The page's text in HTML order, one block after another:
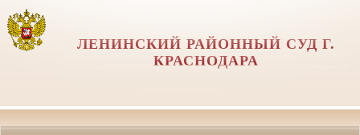
ЛЕНИНСКИЙ РАЙОННЫЙ СУД Г.
КРАСНОДАРА